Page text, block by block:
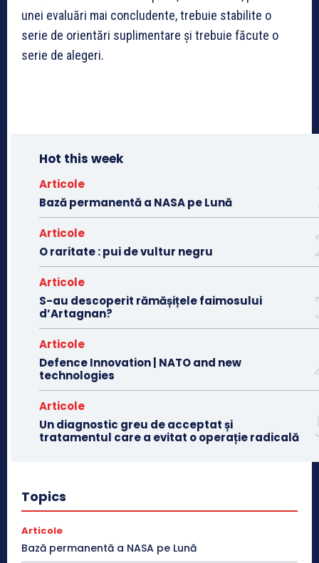
unei evaluări mai concludente, trebuie stabilite o
serie de orientări suplimentare și trebuie făcute o
serie de alegeri.
Hot this week
Articole
Bază permanentă a NASA pe Lună
Articole
O raritate : pui de vultur negru
Articole
S-au descoperit rămășițele faimosului
d’Artagnan?
Articole
Defence Innovation | NATO and new
technologies
Articole
Un diagnostic greu de acceptat și
tratamentul care a evitat o operație radicală
Topics
Articole
Bază permanentă a NASA pe Lună